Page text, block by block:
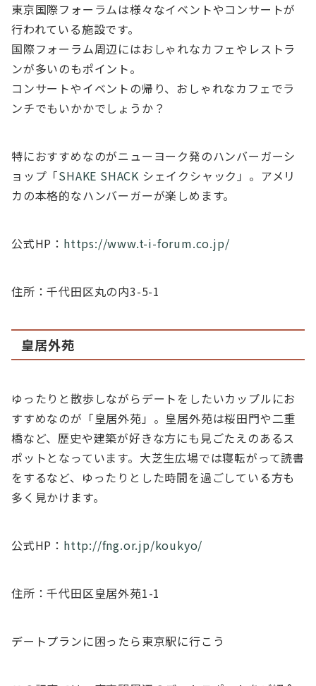
東京国際フォーラムは様々なイベントやコンサートが
行われている施設です。
国際フォーラム周辺にはおしゃれなカフェやレストラ
ンが多いのもポイント。
コンサートやイベントの帰り、おしゃれなカフェでラ
ンチでもいかかでしょうか？
特におすすめなのがニューヨーク発のハンバーガーシ
ョップ「SHAKE SHACK シェイクシャック」。アメリ
カの本格的なハンバーガーが楽しめます。
公式HP： https://www.t-i-forum.co.jp/
住所：千代田区丸の内3-5-1
皇居外苑
ゆったりと散歩しながらデートをしたいカップルにお
すすめなのが「皇居外苑」。皇居外苑は桜田門や二重
橋など、歴史や建築が好きな方にも見ごたえのあるス
ポットとなっています。大芝生広場では寝転がって読書
をするなど、ゆったりとした時間を過ごしている方も
多く見かけます。
公式HP： http://fng.or.jp/koukyo/
住所：千代田区皇居外苑1-1
デートプランに困ったら東京駅に行こう